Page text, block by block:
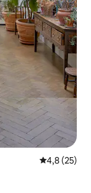
Prosječna
4,8 (25)